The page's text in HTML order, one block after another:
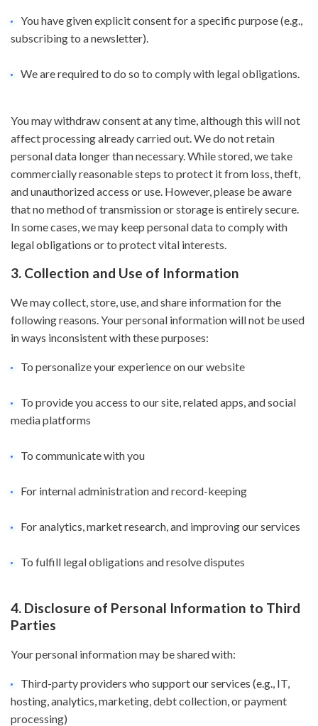
You have given explicit consent for a specific purpose (e.g.,
subscribing to a newsletter).
We are required to do so to comply with legal obligations.
You may withdraw consent at any time, although this will not
affect processing already carried out. We do not retain
personal data longer than necessary. While stored, we take
commercially reasonable steps to protect it from loss, theft,
and unauthorized access or use. However, please be aware
that no method of transmission or storage is entirely secure.
In some cases, we may keep personal data to comply with
legal obligations or to protect vital interests.
3. Collection and Use of Information
We may collect, store, use, and share information for the
following reasons. Your personal information will not be used
in ways inconsistent with these purposes:
To personalize your experience on our website
To provide you access to our site, related apps, and social
media platforms
To communicate with you
For internal administration and record-keeping
For analytics, market research, and improving our services
To fulfill legal obligations and resolve disputes
4. Disclosure of Personal Information to Third
Parties
Your personal information may be shared with:
Third-party providers who support our services (e.g., IT,
hosting, analytics, marketing, debt collection, or payment
processing)